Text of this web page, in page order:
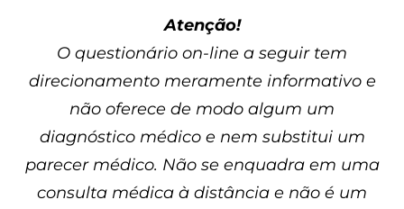
Atenção!
O questionário on-line a seguir tem
direcionamento meramente informativo e
não oferece de modo algum um
diagnóstico médico e nem substitui um
parecer médico. Não se enquadra em uma
consulta médica à distância e não é um